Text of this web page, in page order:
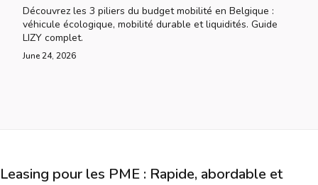
Découvrez les 3 piliers du budget mobilité en Belgique :
véhicule écologique, mobilité durable et liquidités. Guide
LIZY complet.
June 24, 2026
Leasing pour les PME : Rapide, abordable et